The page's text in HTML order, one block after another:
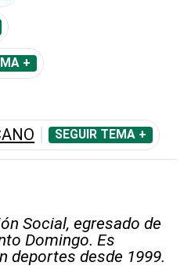
+
SEGUIR TEMA +
Social, egresado de
Domingo. Es
deportes desde 1999.